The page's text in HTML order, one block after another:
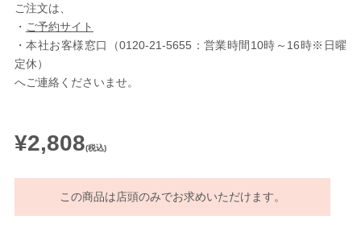
ご注文は、
・ ご予約サイト
・本社お客様窓口（0120-21-5655：営業時間10時～16時※日曜
定休）
へご連絡くださいませ。
¥2,808(税込)
この商品は店頭のみでお求めいただけます。